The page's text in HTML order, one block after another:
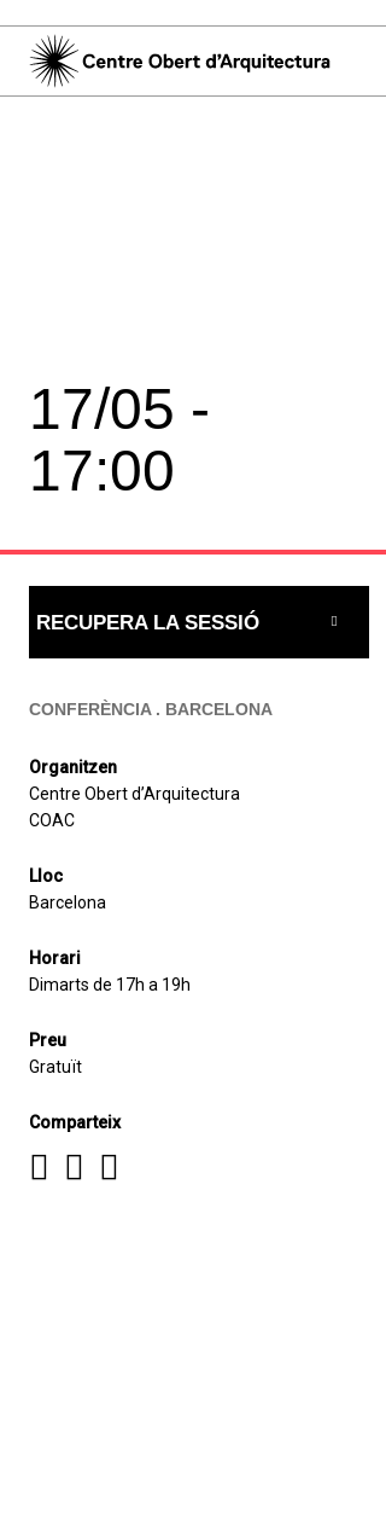
17/05 -
17:00
RECUPERA LA SESSIÓ
CONFERÈNCIA . BARCELONA
Organitzen
Centre Obert d’Arquitectura
COAC
Lloc
Barcelona
Horari
Dimarts de 17h a 19h
Preu
Gratuït
Comparteix